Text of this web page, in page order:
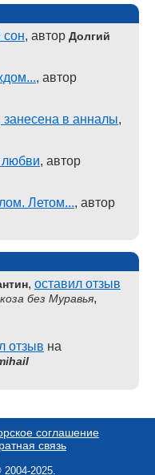
сон, автор Долгий
, автор
в анналы,
, автор
Летом..., автор
, оставил отзыв
без Муравья,
отзыв на
соглашение
связь
2004-2025.